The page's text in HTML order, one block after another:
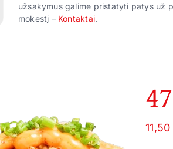
užsakymus galime pristatyti patys už
mokestį – Kontaktai.
11,50